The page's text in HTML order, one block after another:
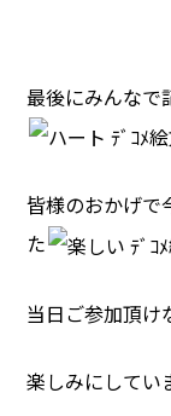
最後にみんなで
皆様のおかげで
た
当日ご参加頂け
楽しみにしてい